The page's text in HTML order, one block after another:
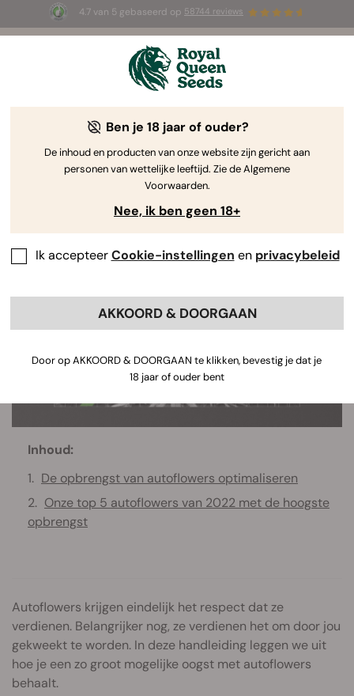
4.7 van 5 gebaseerd op 58744 reviews
☀️ Summer Sales: tot wel 50% korting
op geselecteerde producten! ⏤
De Kweekgids Voor Cannabis door Royal Queen Seeds
Grow Guide Zoekmachine
Hoe Krijg Je De Grootst Mogelijke
Opbrengst Van Autoflowers?
Inhoud:
De opbrengst van autoflowers optimaliseren
Onze top 5 autoflowers van 2022 met de hoogste
opbrengst
Autoflowers krijgen eindelijk het respect dat ze
verdienen. Belangrijker nog, ze verdienen het om door jou
gekweekt te worden. In deze handleiding leggen we uit
hoe je een zo groot mogelijke oogst met autoflowers
behaalt.
Ben je 18 jaar of ouder?
De inhoud en producten van onze website zijn gericht aan
personen van wettelijke leeftijd. Zie de Algemene
Voorwaarden.
Nee, ik ben geen 18+
Ik accepteerCookie-instellingen en privacybeleid
AKKOORD & DOORGAAN
Door op AKKOORD & DOORGAAN te klikken, bevestig je dat je
18 jaar of ouder bent